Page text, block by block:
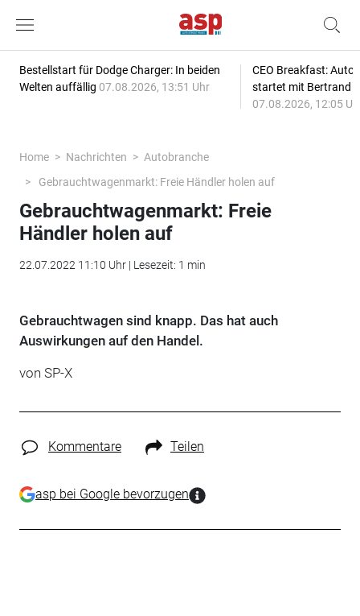
Bestellstart für Dodge Charger: In beiden
Welten auffällig 07.08.2026, 13:51 Uhr
CEO Breakfast:
startet mit Bertrand
07.08.2026, 12:05
Home Nachrichten
Autobranche
Gebrauchtwagenmarkt: Freie Händler holen auf
Gebrauchtwagenmarkt: Freie
Händler holen auf
22.07.2022 11:10 Uhr | Lesezeit: 1 min
Gebrauchtwagen sind knapp. Das hat auch
Auswirkungen auf den Handel.
von SP-X
Kommentare Teilen
asp bei Google bevorzugen